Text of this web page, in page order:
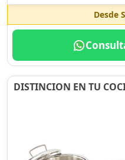
Desde
DISTINCION EN TU